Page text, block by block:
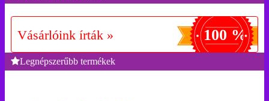
Vásárlóink írták » 100 %
Legnépszerűbb termékek